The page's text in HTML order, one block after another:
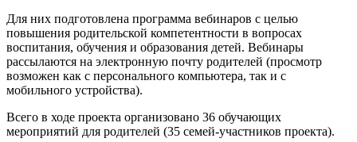
Для них подготовлена программа вебинаров с целью
повышения родительской компетентности в вопросах
воспитания, обучения и образования детей. Вебинары
рассылаются на электронную почту родителей (просмотр
возможен как с персонального компьютера, так и с
мобильного устройства).
Всего в ходе проекта организовано 36 обучающих
мероприятий для родителей (35 семей-участников проекта).